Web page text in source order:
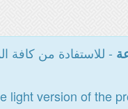
- للاستفادة من كافة
light version of the